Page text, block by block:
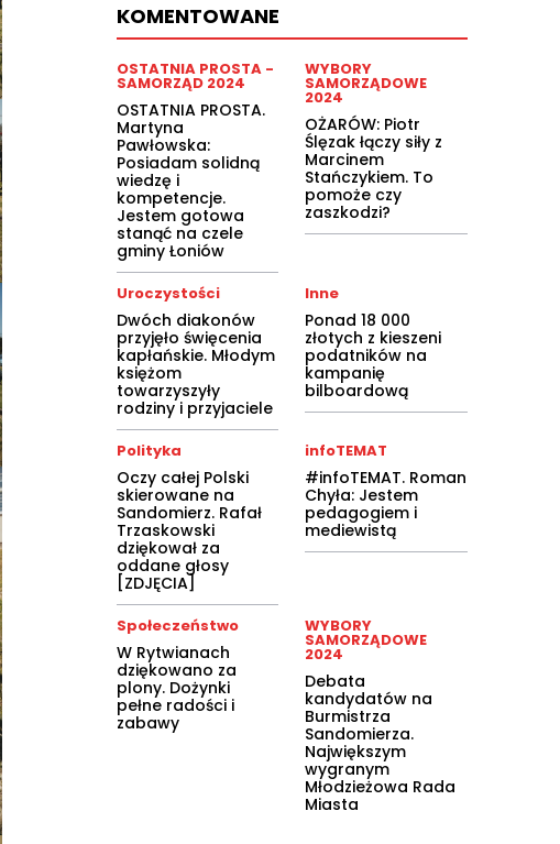
KOMENTOWANE
OSTATNIA PROSTA -
SAMORZĄD 2024
OSTATNIA PROSTA.
Martyna
Pawłowska:
Posiadam solidną
wiedzę i
kompetencje.
Jestem gotowa
stanąć na czele
gminy Łoniów
WYBORY
SAMORZĄDOWE
2024
OŻARÓW: Piotr
Ślęzak łączy siły z
Marcinem
Stańczykiem. To
pomoże czy
zaszkodzi?
Uroczystości
Dwóch diakonów
przyjęło święcenia
kapłańskie. Młodym
księżom
towarzyszyły
rodziny i przyjaciele
Inne
Ponad 18 000
złotych z kieszeni
podatników na
kampanię
bilboardową
Polityka
Oczy całej Polski
skierowane na
Sandomierz. Rafał
Trzaskowski
dziękował za
oddane głosy
[ZDJĘCIA]
infoTEMAT
#infoTEMAT. Roman
Chyła: Jestem
pedagogiem i
mediewistą
Społeczeństwo
W Rytwianach
dziękowano za
plony. Dożynki
pełne radości i
zabawy
WYBORY
SAMORZĄDOWE
2024
Debata
kandydatów na
Burmistrza
Sandomierza.
Największym
wygranym
Młodzieżowa Rada
Miasta